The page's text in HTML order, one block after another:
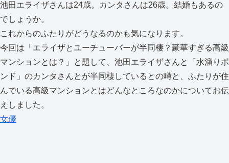
池田エライザさんは24歳。カンタさんは26歳。結婚もあるの
でしょうか。
これからのふたりがどうなるのかも気になります。
今回は「エライザとユーチューバーが半同棲？豪華すぎる高級
マンションとは？」と題して、池田エライザさんと「水溜りボ
ンド」のカンタさんとが半同棲しているとの噂と、ふたりが住
んでいる高級マンションとはどんなところなのかについてお伝
えしました。
女優